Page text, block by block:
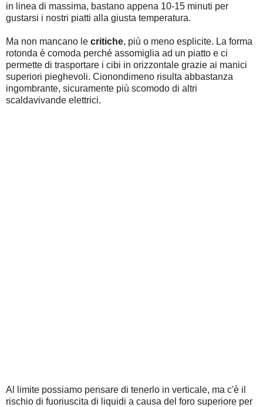
in linea di massima, bastano appena 10-15 minuti per
gustarsi i nostri piatti alla giusta temperatura.
Ma non mancano le critiche, più o meno esplicite. La forma
rotonda è comoda perché assomiglia ad un piatto e ci
permette di trasportare i cibi in orizzontale grazie ai manici
superiori pieghevoli. Cionondimeno risulta abbastanza
ingombrante, sicuramente più scomodo di altri
scaldavivande elettrici.
Al limite possiamo pensare di tenerlo in verticale, ma c'è il
rischio di fuoriuscita di liquidi a causa del foro superiore per